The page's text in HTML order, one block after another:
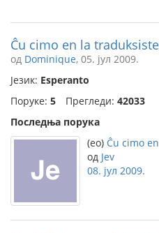
Ĉu cimo en la
од Dominique, 05. јул 2009.
Језик: Esperanto
Поруке: 5 Прегледи: 42033
Последња порука
(eo) Ĉu cimo
од Jev
08. јул 2009.